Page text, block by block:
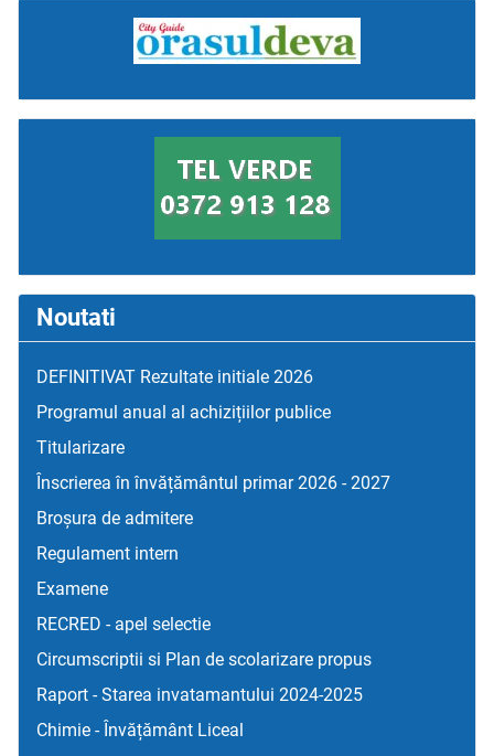
Noutati
DEFINITIVAT Rezultate initiale 2026
Programul anual al achizițiilor publice
Titularizare
Înscrierea în învățământul primar 2026 - 2027
Broșura de admitere
Regulament intern
Examene
RECRED - apel selectie
Circumscriptii si Plan de scolarizare propus
Raport - Starea invatamantului 2024-2025
Chimie - Învățământ Liceal